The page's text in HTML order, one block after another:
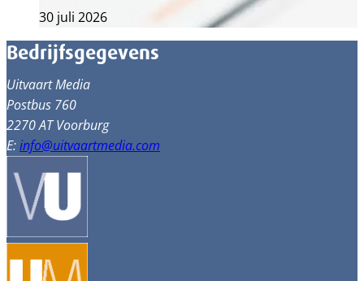
30 juli 2026
Bedrijfsgegevens
Uitvaart Media
Postbus 760
2270 AT Voorburg
E:info@uitvaartmedia.com